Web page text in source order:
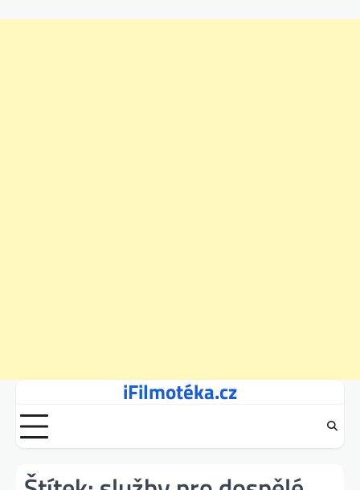
content
iFilmotéka.cz